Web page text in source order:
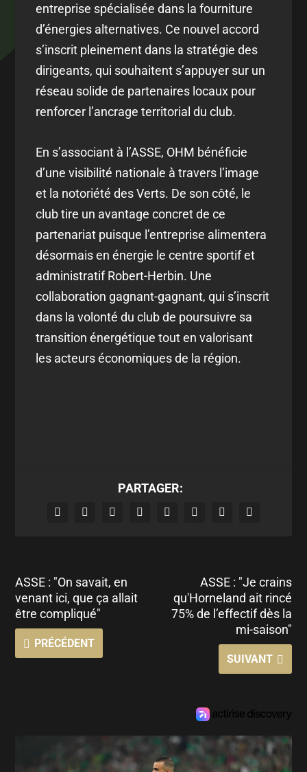
entreprise spécialisée dans la fourniture
d’énergies alternatives. Ce nouvel accord
s’inscrit pleinement dans la stratégie des
dirigeants, qui souhaitent s’appuyer sur un
réseau solide de partenaires locaux pour
renforcer l’ancrage territorial du club.
En s’associant à l’ASSE, OHM bénéficie
d’une visibilité nationale à travers l’image
et la notoriété des Verts. De son côté, le
club tire un avantage concret de ce
partenariat puisque l’entreprise alimentera
désormais en énergie le centre sportif et
administratif Robert-Herbin. Une
collaboration gagnant-gagnant, qui s’inscrit
dans la volonté du club de poursuivre sa
transition énergétique tout en valorisant
les acteurs économiques de la région.
PARTAGER:
ASSE : "On savait, en
venant ici, que ça allait
être compliqué"
PRÉCÉDENT
ASSE : "Je crains
qu'Horneland ait rincé
75% de l’effectif dès la
mi-saison"
SUIVANT